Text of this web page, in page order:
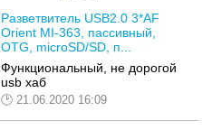
Разветвитель USB2.0 3*AF
Orient MI-363, пассивный,
OTG, microSD/SD, п...
Функциональный, не дорогой
usb хаб
21.06.2020 16:09